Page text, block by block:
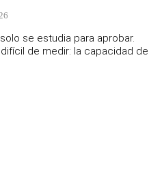
se estudia para aprobar.
de medir: la capacidad de